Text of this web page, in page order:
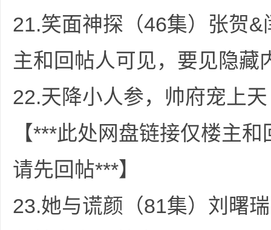
21.笑面神探（46集）张贺
主和回帖人可见，要见隐藏
22.天降小人参，帅府宠上
【***此处网盘链接仅楼主
请先回帖***】
23.她与谎颜（81集）刘曙